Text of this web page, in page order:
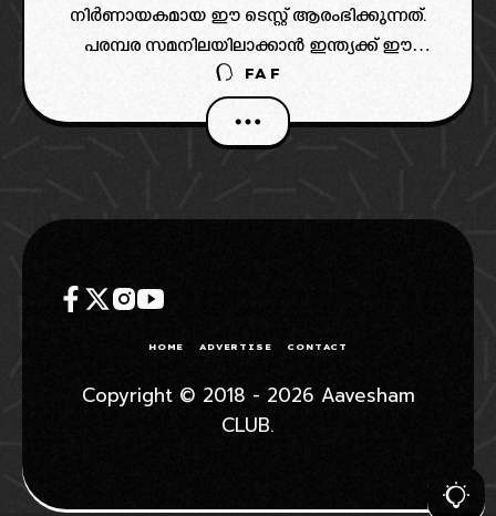
നിർണായകമായ ഈ ടെസ്റ്റ് ആരംഭിക്കുന്നത്.
പരമ്പര സമനിലയിലാക്കാൻ ഇന്ത്യക്ക് ഈ
മത്സരത്തിൽ വിജയം അനിവാര്യമാണ്. ഇംഗ്ലീഷ്
ടീമിലെ ഈ മാറ്റങ്ങൾ ഇന്ത്യയുടെ
വിജയസാധ്യത വർദ്ധിപ്പിക്കും.
FAF
HOME ADVERTISE CONTACT
Copyright © 2018 - 2026 Aavesham
CLUB.